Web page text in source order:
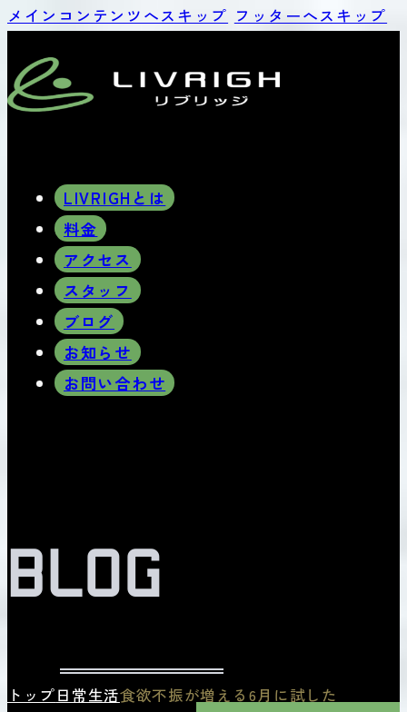
メインコンテンツへスキップ フッターへスキップ
LIVRIGHとは
料金
アクセス
スタッフ
ブログ
お知らせ
お問い合わせ
BLOG
トップ日常生活食欲不振が増える6月に試した